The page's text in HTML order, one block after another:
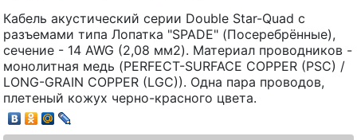
Кабель акустический серии Double Star-Quad с
разъемами типа Лопатка "SPADE" (Посеребрённые),
сечение - 14 AWG (2,08 мм2). Материал проводников -
монолитная медь (PERFECT-SURFACE COPPER (PSC) /
LONG-GRAIN COPPER (LGC)). Одна пара проводов,
плетеный кожух черно-красного цвета.